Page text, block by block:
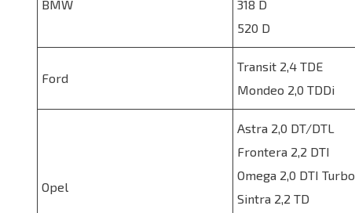
BMW
318 D
520 D
Ford
Transit 2,4 TDE
Mondeo 2,0 TDDi
Opel
Astra 2,0 DT/DTL
Frontera 2,2 DTI
Omega 2,0 DTI Turbo
Sintra 2,2 TD